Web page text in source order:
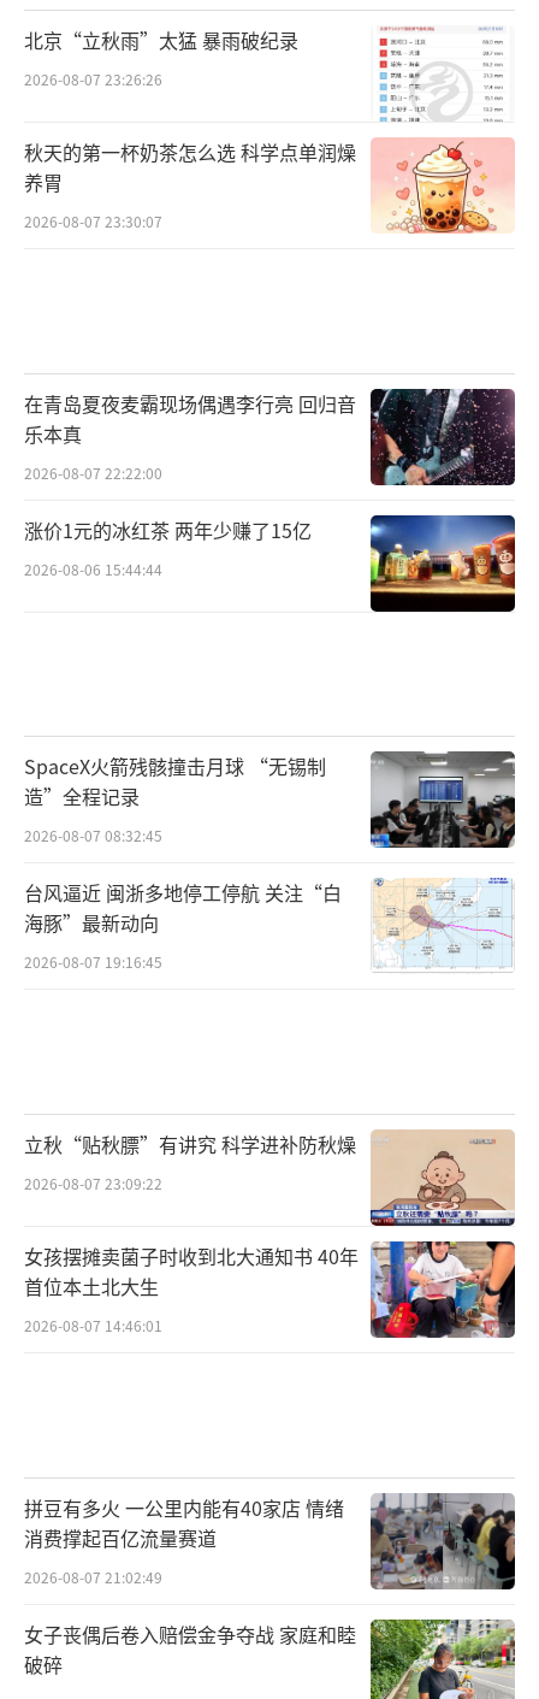
北京“立秋雨”太猛 暴雨破纪录
2026-08-07 23:26:26
秋天的第一杯奶茶怎么选 科学点单润燥
养胃
2026-08-07 23:30:07
在青岛夏夜麦霸现场偶遇李行亮 回归音
乐本真
2026-08-07 22:22:00
涨价1元的冰红茶 两年少赚了15亿
2026-08-06 15:44:44
SpaceX火箭残骸撞击月球 “无锡制
造”全程记录
2026-08-07 08:32:45
台风逼近 闽浙多地停工停航 关注“白
海豚”最新动向
2026-08-07 19:16:45
立秋“贴秋膘”有讲究 科学进补防秋燥
2026-08-07 23:09:22
女孩摆摊卖菌子时收到北大通知书 40年
首位本土北大生
2026-08-07 14:46:01
拼豆有多火 一公里内能有40家店 情绪
消费撑起百亿流量赛道
2026-08-07 21:02:49
女子丧偶后卷入赔偿金争夺战 家庭和睦
破碎